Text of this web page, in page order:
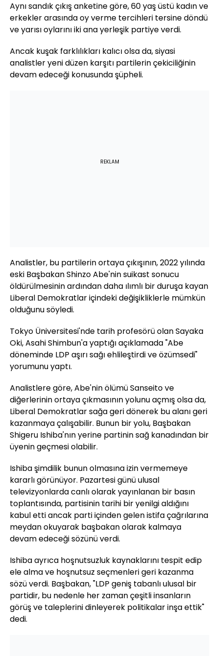
Aynı sandık çıkış anketine göre, 60 yaş üstü kadın ve
erkekler arasında oy verme tercihleri tersine döndü
ve yarısı oylarını iki ana yerleşik partiye verdi.
Ancak kuşak farklılıkları kalıcı olsa da, siyasi
analistler yeni düzen karşıtı partilerin çekiciliğinin
devam edeceği konusunda şüpheli.
REKLAM
Analistler, bu partilerin ortaya çıkışının, 2022 yılında
eski Başbakan Shinzo Abe'nin suikast sonucu
öldürülmesinin ardından daha ılımlı bir duruşa kayan
Liberal Demokratlar içindeki değişikliklerle mümkün
olduğunu söyledi.
Tokyo Üniversitesi'nde tarih profesörü olan Sayaka
Oki, Asahi Shimbun'a yaptığı açıklamada "Abe
döneminde LDP aşırı sağı ehlileştirdi ve özümsedi"
yorumunu yaptı.
Analistlere göre, Abe'nin ölümü Sanseito ve
diğerlerinin ortaya çıkmasının yolunu açmış olsa da,
Liberal Demokratlar sağa geri dönerek bu alanı geri
kazanmaya çalışabilir. Bunun bir yolu, Başbakan
Shigeru Ishiba'nın yerine partinin sağ kanadından bir
üyenin geçmesi olabilir.
Ishiba şimdilik bunun olmasına izin vermemeye
kararlı görünüyor. Pazartesi günü ulusal
televizyonlarda canlı olarak yayınlanan bir basın
toplantısında, partisinin tarihi bir yenilgi aldığını
kabul etti ancak parti içinden gelen istifa çağrılarına
meydan okuyarak başbakan olarak kalmaya
devam edeceği sözünü verdi.
Ishiba ayrıca hoşnutsuzluk kaynaklarını tespit edip
ele alma ve hoşnutsuz seçmenleri geri kazanma
sözü verdi. Başbakan, "LDP geniş tabanlı ulusal bir
partidir, bu nedenle her zaman çeşitli insanların
görüş ve taleplerini dinleyerek politikalar inşa ettik"
dedi.